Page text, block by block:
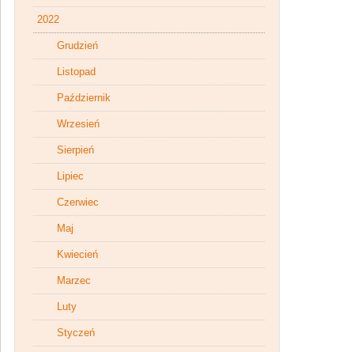
2022
Grudzień
Listopad
Październik
Wrzesień
Sierpień
Lipiec
Czerwiec
Maj
Kwiecień
Marzec
Luty
Styczeń